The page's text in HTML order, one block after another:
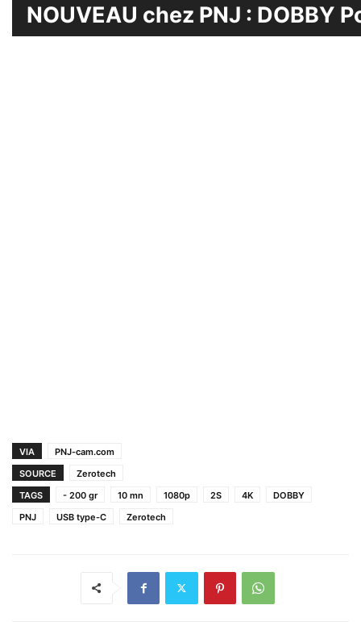
NOUVEAU chez PNJ : DOBBY
VIA
PNJ-cam.com
SOURCE
Zerotech
TAGS
- 200 gr 10 mn 1080p 2S 4K
DOBBY
PNJ
USB type-C Zerotech